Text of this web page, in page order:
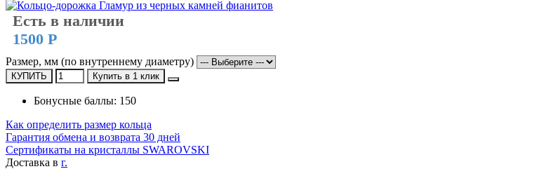
Есть в наличии
1500 Р
Размер, мм (по внутреннему диаметру)
КУПИТЬ Купить в 1 клик
Бонусные баллы: 150
Как определить размер кольца
Гарантия обмена и возврата 30 дней
Сертификаты на кристаллы SWAROVSKI
Доставка в г.